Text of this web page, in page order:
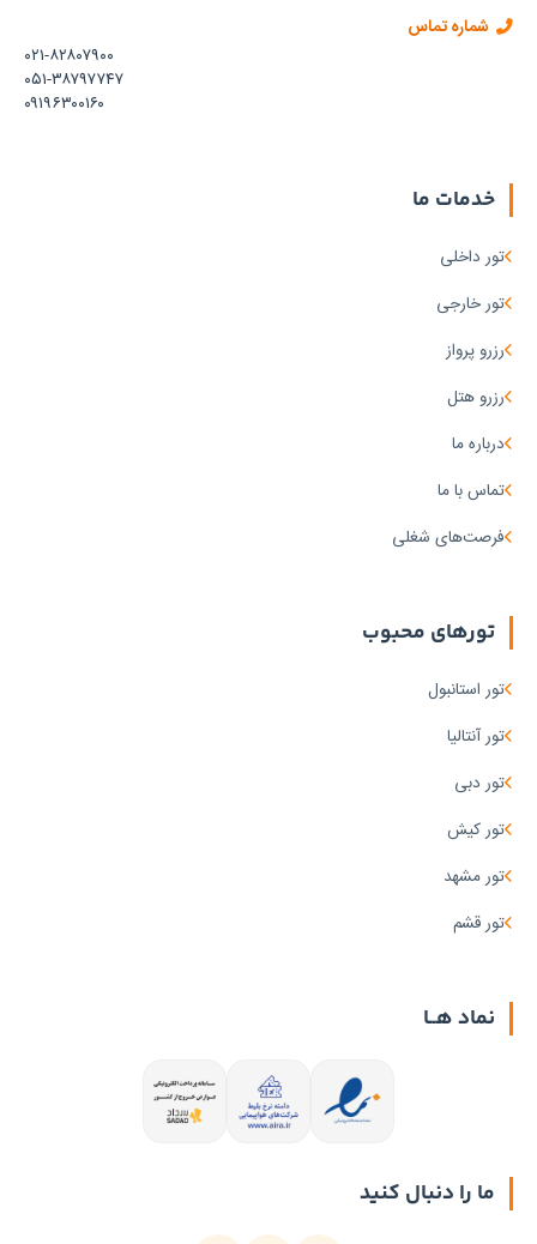
شماره تماس
۰۲۱-۸۲۸۰۷۹۰۰
۰۵۱-۳۸۷۹۷۷۴۷
۰۹۱۹۶۳۰۰۱۶۰
خدمات ما
تور داخلی
تور خارجی
رزرو پرواز
رزرو هتل
درباره ما
تماس با ما
فرصت‌های شغلی
تورهای محبوب
تور استانبول
تور آنتالیا
تور دبی
تور کیش
تور مشهد
تور قشم
نماد هــا
ما را دنبال کنید